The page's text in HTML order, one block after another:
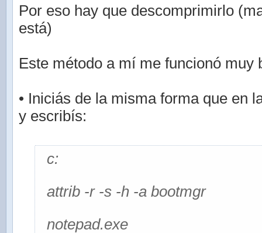
Por eso hay que descomprimirlo
está)
Este método a mí me funcionó muy
• Iniciás de la misma forma que en
y escribís:
c:
attrib -r -s -h -a bootmgr
notepad.exe